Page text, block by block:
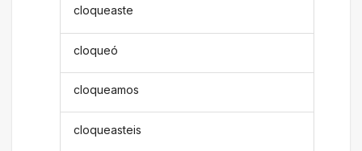
cloqueaste
cloqueó
cloqueamos
cloqueasteis